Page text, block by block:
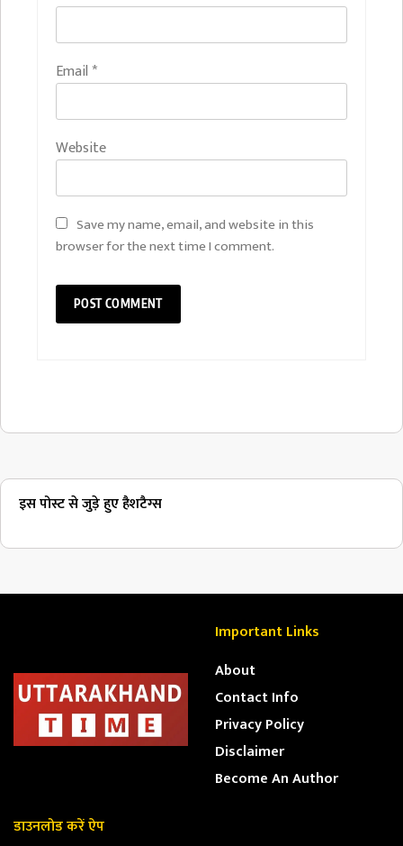
Email *
Website
Save my name, email, and website in this
browser for the next time I comment.
इस पोस्ट से जुड़े हुए हैशटैग्स
Important Links
About
Contact Info
Privacy Policy
Disclaimer
Become An Author
डाउनलोड करें ऐप